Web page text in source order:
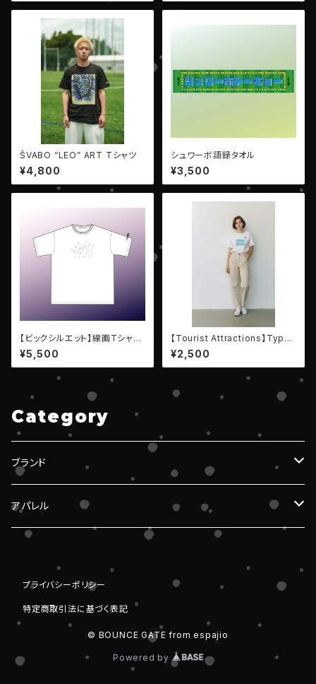
ŠVABO “LEO” ART Tシャツ
¥4,800
シュワーボ語録タオル
¥3,500
【ビックシルエット】線画Tシャ
ツ-秀人＆レオザ
¥5,500
【Tourist Attractions】Type
Hasaki
¥2,500
Category
ブランド
espajio
Everyday
アパレル
ドライTシャツ
ヘビーウェイトTシャツ
ポロシャツ
プライバシーポリシー
特定商取引法に基づく表記
© BOUNCE GATE from espajio
Powered by